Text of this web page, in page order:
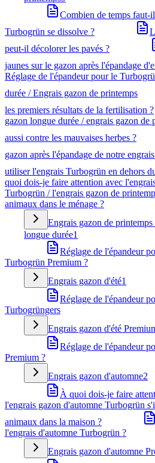
Combien de temps faut-
Turbogrün se dissolve ?
peut-il décolorer les pavés ?
jaunes sur le gazon après l'épandage
Réglage de l'épandeur pour le
durée / Engrais gazon de printemps
les premiers résultats de la fertilisation ?
gazon longue durée / engrais gazon
aussi contre les mauvaises herbes ?
gazon après l'épandage de notre
utiliser l'engrais Turbogrün en dehors
quoi dois-je faire attention avec
Turbogrün / l'engrais gazon de
animaux dans le ménage ?
Engrais gazon de
longue durée1
Réglage de l'épandeur
Turbogrün Premium ?
Engrais gazon d'été1
Réglage de l'épandeur
Turbogrüngers
Engrais gazon d'été
Réglage de l'épandeur
Premium ?
Engrais gazon d'automne2
À quoi dois-je faire
l'engrais gazon d'automne Turbogrün
animaux dans la maison ?
l'engrais d'automne Turbogrün ?
Engrais gazon d'automne